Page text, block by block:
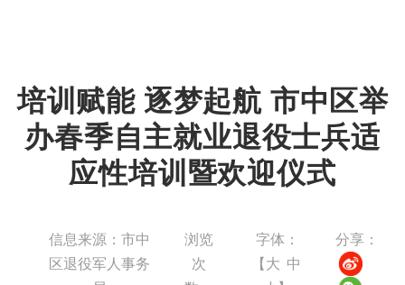
培训赋能 逐梦起航 市中区举
办春季自主就业退役士兵适
应性培训暨欢迎仪式
信息来源：市中
区退役军人事务
浏览
次
字体：
【 大 中
分享：